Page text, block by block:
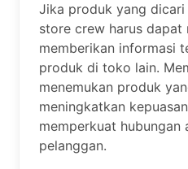
Jika produk yang
store crew harus
memberikan informasi
produk di toko lain.
menemukan produk
meningkatkan
memperkuat hubungan
pelanggan.